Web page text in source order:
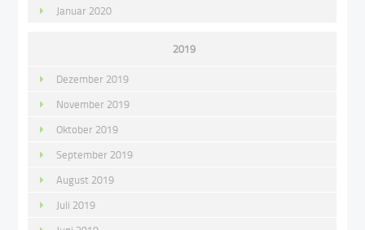
Januar 2020
2019
Dezember 2019
November 2019
Oktober 2019
September 2019
August 2019
Juli 2019